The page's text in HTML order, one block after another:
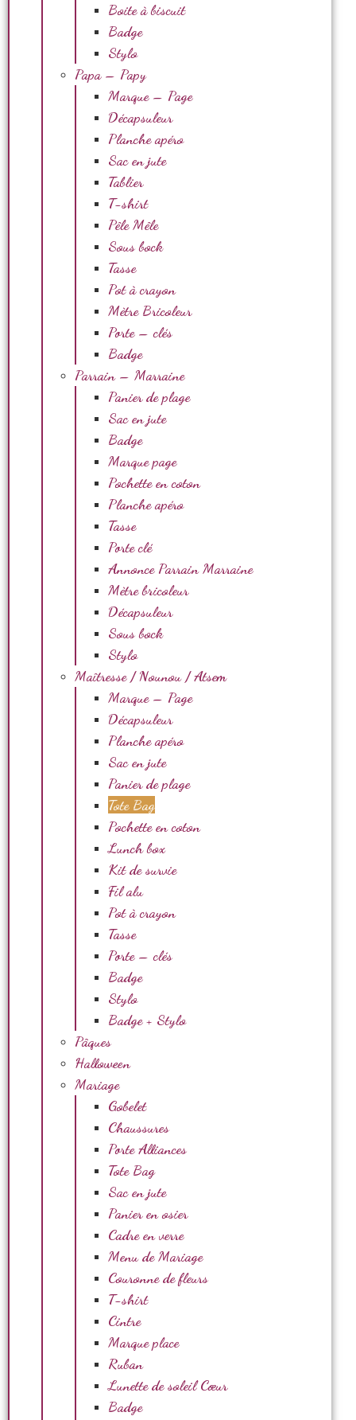
Boite à biscuit
Badge
Stylo
Papa – Papy
Marque – Page
Décapsuleur
Planche apéro
Sac en jute
Tablier
T-shirt
Pêle Mêle
Sous bock
Tasse
Pot à crayon
Mètre Bricoleur
Porte – clés
Badge
Parrain – Marraine
Panier de plage
Sac en jute
Badge
Marque page
Pochette en coton
Planche apéro
Tasse
Porte clé
Annonce Parrain Marraine
Mètre bricoleur
Décapsuleur
Sous bock
Stylo
Maîtresse / Nounou / Atsem
Marque – Page
Décapsuleur
Planche apéro
Sac en jute
Panier de plage
Tote Bag
Pochette en coton
Lunch box
Kit de survie
Fil alu
Pot à crayon
Tasse
Porte – clés
Badge
Stylo
Badge + Stylo
Pâques
Halloween
Mariage
Gobelet
Chaussures
Porte Alliances
Tote Bag
Sac en jute
Panier en osier
Cadre en verre
Menu de Mariage
Couronne de fleurs
T-shirt
Cintre
Marque place
Ruban
Lunette de soleil Cœur
Badge